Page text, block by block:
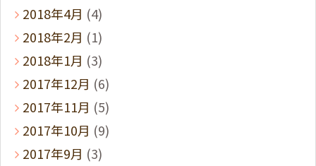
2018年4月 (4)
2018年2月 (1)
2018年1月 (3)
2017年12月 (6)
2017年11月 (5)
2017年10月 (9)
2017年9月 (3)